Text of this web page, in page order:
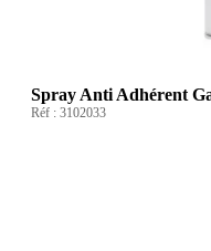
Spray Anti Adhérent
Réf : 3102033